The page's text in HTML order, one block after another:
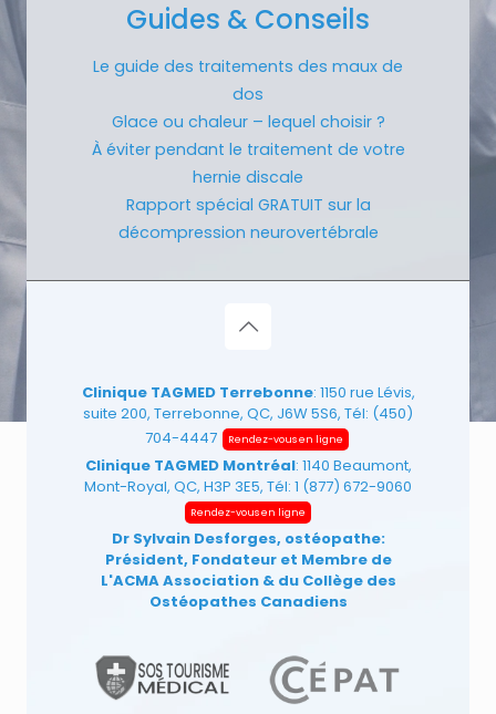
Guides & Conseils
Le guide des traitements des maux de
dos
Glace ou chaleur – lequel choisir ?
À éviter pendant le traitement de votre
hernie discale
Rapport spécial GRATUIT sur la
décompression neurovertébrale
Clinique TAGMED Terrebonne: 1150 rue Lévis,
suite 200, Terrebonne, QC, J6W 5S6, Tél: (450)
704-4447
Rendez-vous en ligne
Clinique TAGMED Montréal: 1140 Beaumont,
Mont-Royal, QC, H3P 3E5, Tél: 1 (877) 672-9060
Rendez-vous en ligne
Dr Sylvain Desforges, ostéopathe:
Président, Fondateur et Membre de
L'ACMA Association & du Collège des
Ostéopathes Canadiens